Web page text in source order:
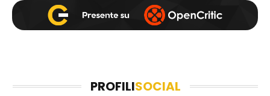
PROFILISOCIAL